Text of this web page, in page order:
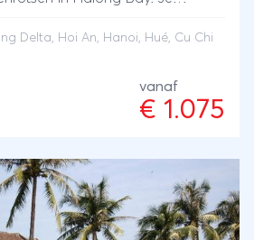
Je voelt de geschiedenis van
Delta, Hoi An, Hanoi, Hué, Cu Chi
vanaf
€ 1.075